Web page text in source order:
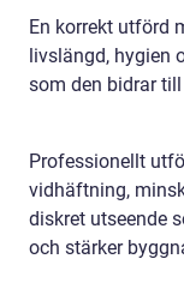
En korrekt utförd
livslängd, hygien
som den bidrar
Professionellt
vidhäftning,
diskret utseende
och stärker